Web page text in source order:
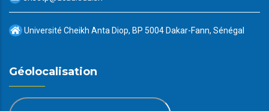
Université Cheikh Anta Diop, BP 5004 Dakar-Fann, Sénégal
Géolocalisation